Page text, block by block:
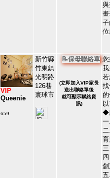
VIP
Queenie
659
新竹縣
竹東鎮
光明路
126巷
寰球市
📝保母聯絡單
(立即加入VIP家長
送出聯絡單後
就可顯示聯絡資
訊)
◆